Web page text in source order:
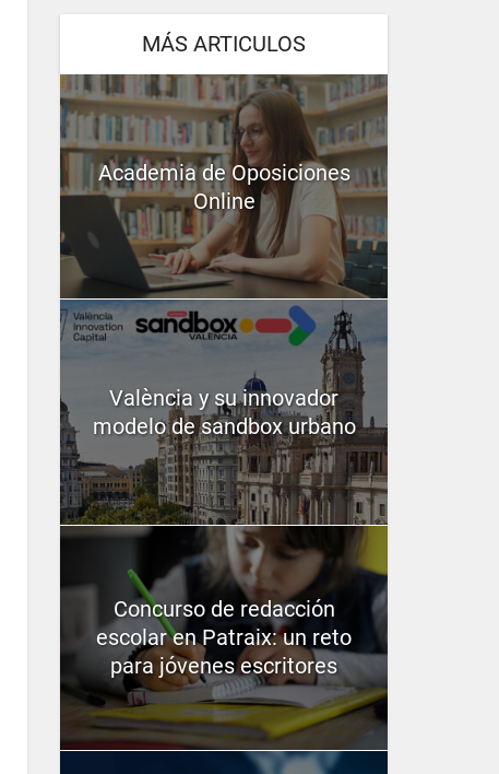
MÁS ARTICULOS
Academia de Oposiciones
Online
València y su innovador
modelo de sandbox urbano
Concurso de redacción
escolar en Patraix: un reto
para jóvenes escritores